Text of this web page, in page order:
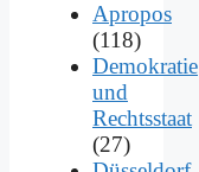
Apropos
(118)
Demokratie
und
Rechtsstaat
(27)